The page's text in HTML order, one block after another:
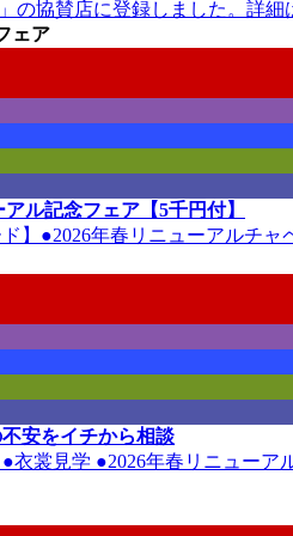
の協賛店に登録しました。 詳細
ェア
ル記念フェア【5千円付】
ド】●2026年春リニューアルチ
不安をイチから相談
●衣裳見学 ●2026年春リニュー